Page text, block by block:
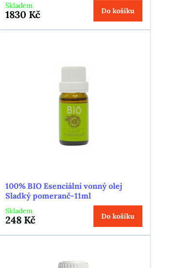
Skladem
1830 Kč Do košíku
100% BIO Esenciální vonný olej
Sladký pomeranč-11ml
Skladem
248 Kč Do košíku